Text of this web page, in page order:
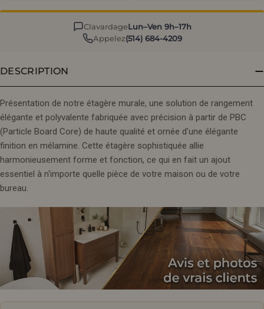
ClavardageLun–Ven 9h–17h
Appelez(514) 684-4209
DESCRIPTION
Présentation de notre étagère murale, une solution de rangement
élégante et polyvalente fabriquée avec précision à partir de PBC
(Particle Board Core) de haute qualité et ornée d'une élégante
finition en mélamine. Cette étagère sophistiquée allie
harmonieusement forme et fonction, ce qui en fait un ajout
essentiel à n'importe quelle pièce de votre maison ou de votre
bureau.